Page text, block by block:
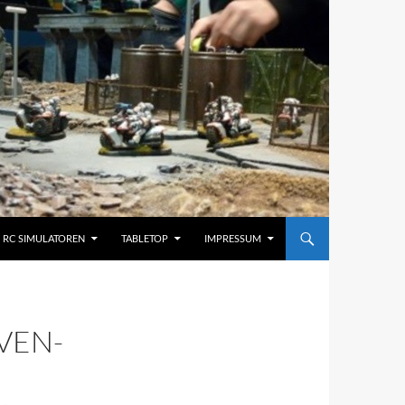
RC SIMULATOREN TABLETOP IMPRESSUM